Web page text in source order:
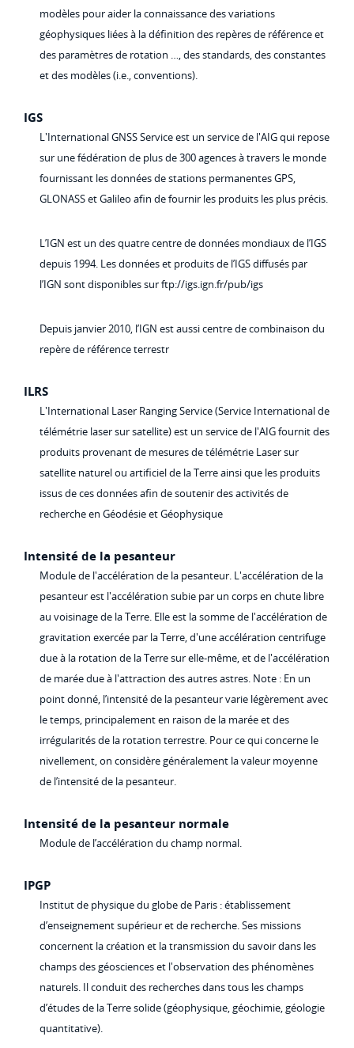
modèles pour aider la connaissance des variations
géophysiques liées à la définition des repères de référence et
des paramètres de rotation …, des standards, des constantes
et des modèles (i.e., conventions).
IGS
L'International GNSS Service est un service de l'AIG qui repose
sur une fédération de plus de 300 agences à travers le monde
fournissant les données de stations permanentes GPS,
GLONASS et Galileo afin de fournir les produits les plus précis.
L’IGN est un des quatre centre de données mondiaux de l’IGS
depuis 1994. Les données et produits de l’IGS diffusés par
l’IGN sont disponibles sur ftp://igs.ign.fr/pub/igs
Depuis janvier 2010, l’IGN est aussi centre de combinaison du
repère de référence terrestr
ILRS
L'International Laser Ranging Service (Service International de
télémétrie laser sur satellite) est un service de l'AIG fournit des
produits provenant de mesures de télémétrie Laser sur
satellite naturel ou artificiel de la Terre ainsi que les produits
issus de ces données afin de soutenir des activités de
recherche en Géodésie et Géophysique
Intensité de la pesanteur
Module de l'accélération de la pesanteur. L'accélération de la
pesanteur est l'accélération subie par un corps en chute libre
au voisinage de la Terre. Elle est la somme de l'accélération de
gravitation exercée par la Terre, d'une accélération centrifuge
due à la rotation de la Terre sur elle-même, et de l'accélération
de marée due à l'attraction des autres astres. Note : En un
point donné, l’intensité de la pesanteur varie légèrement avec
le temps, principalement en raison de la marée et des
irrégularités de la rotation terrestre. Pour ce qui concerne le
nivellement, on considère généralement la valeur moyenne
de l’intensité de la pesanteur.
Intensité de la pesanteur normale
Module de l’accélération du champ normal.
IPGP
Institut de physique du globe de Paris : établissement
d’enseignement supérieur et de recherche. Ses missions
concernent la création et la transmission du savoir dans les
champs des géosciences et l'observation des phénomènes
naturels. Il conduit des recherches dans tous les champs
d’études de la Terre solide (géophysique, géochimie, géologie
quantitative).